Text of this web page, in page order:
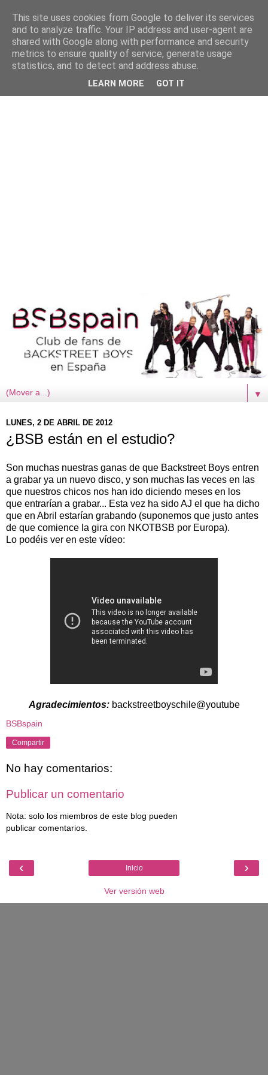
▼
LUNES, 2 DE ABRIL DE 2012
¿BSB están en el estudio?
Son muchas nuestras ganas de que Backstreet Boys entren
a grabar ya un nuevo disco, y son muchas las veces en las
que nuestros chicos nos han ido diciendo meses en los
que entrarían a grabar... Esta vez ha sido AJ el que ha dicho
que en Abril estarían grabando (suponemos que justo antes
de que comience la gira con NKOTBSB por Europa).
Lo podéis ver en este vídeo:
Agradecimientos:backstreetboyschile@youtube
BSBspain
Compartir
No hay comentarios:
Publicar un comentario
Nota: solo los miembros de este blog pueden
publicar comentarios.
‹ ›
Inicio
Ver versión web
This site uses cookies from Google to deliver its services
and to analyze traffic. Your IP address and user-agent are
shared with Google along with performance and security
metrics to ensure quality of service, generate usage
statistics, and to detect and address abuse.
LEARN MORE GOT IT